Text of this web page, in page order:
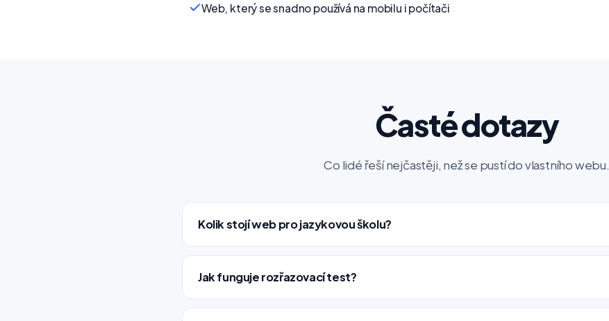
Web, který se snadno používá na mobilu i počítači
Časté dotazy
Co lidé řeší nejčastěji, než se pustí do vlastního webu.
Kolik stojí web pro jazykovou školu?
Jak funguje rozřazovací test?